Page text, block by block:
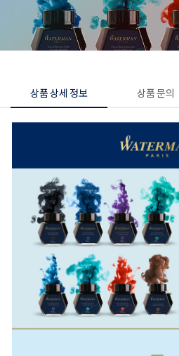
상품 상세 정보 상품 문의